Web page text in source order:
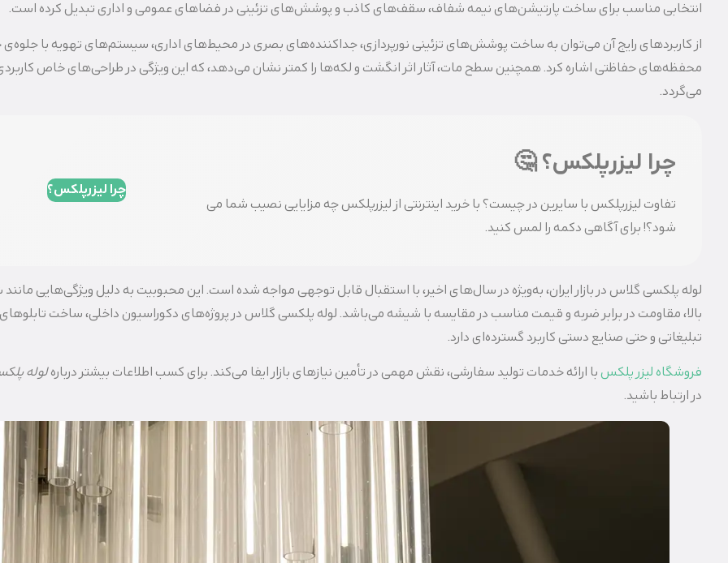
انتخابی مناسب برای ساخت پارتیشن‌های نیمه‌ شفاف، سقف‌های کاذب و پوشش‌های تزئینی در فضاهای عمومی و اداری تبدیل کرده است.
از کاربردهای رایج آن می‌توان به ساخت پوشش‌های تزئینی نورپردازی، جداکننده‌های بصری در محیط‌های اداری، سیستم‌های تهویه با
محفظه‌های حفاظتی اشاره کرد. همچنین سطح مات، آثار اثر انگشت و لکه‌ها را کمتر نشان می‌دهد، که این ویژگی در طراحی‌های خاص
می‌گردد.
چرا لیزرپلکس؟ 🤔
تفاوت لیزرپلکس با سایرین در چیست؟ با خرید اینترنتی از لیزرپلکس چه مزایایی نصیب شما می
شود؟! برای آگاهی دکمه را لمس کنید.
چرا لیزرپلکس؟
لوله پلکسی گلاس در بازار ایران، به‌ویژه در سال‌های اخیر، با استقبال قابل‌ توجهی مواجه شده است. این محبوبیت به دلیل ویژگی‌هایی
بالا، مقاومت در برابر ضربه و قیمت مناسب در مقایسه با شیشه می‌باشد. لوله پلکسی گلاس در پروژه‌های دکوراسیون داخلی، ساخت تابلوهای
تبلیغاتی و حتی صنایع دستی کاربرد گسترده‌ای دارد.
فروشگاه لیزر پلکسبا ارائه خدمات تولید سفارشی، نقش مهمی در تأمین نیازهای بازار ایفا می‌کند. برای کسب اطلاعات بیشتر دربارهلوله‌
در ارتباط باشید.